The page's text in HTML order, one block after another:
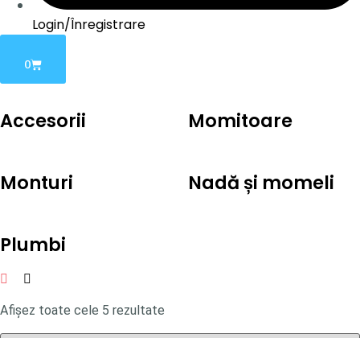
Login/Înregistrare
0
Accesorii Momitoare
Monturi Nadă și momeli
Plumbi
Afișez toate cele 5 rezultate